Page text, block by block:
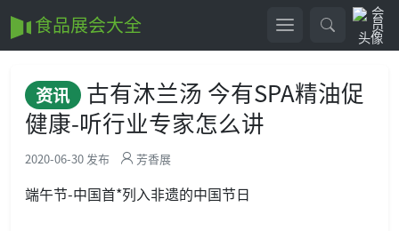
食品展会大全
资讯 古有沐兰汤 今有SPA精油促
健康-听行业专家怎么讲
2020-06-30 发布 芳香展
端午节-中国首*列入非遗的中国节日